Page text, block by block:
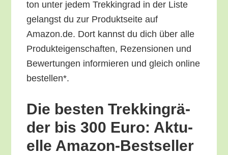
ton unter jedem Trek­king­rad in der Lis­te
gelangst du zur Pro­dukt­sei­te auf
Amazon.de. Dort kannst du dich über alle
Pro­duk­tei­gen­schaf­ten, Rezen­sio­nen und
Bewer­tun­gen infor­mie­ren und gleich online
bestellen*.
Die bes­ten Trek­king­rä­
der bis 300 Euro: Aktu­
el­le Amazon-Bestseller